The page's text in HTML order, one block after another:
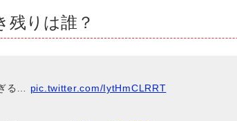
残りは誰？
る… pic.twitter.com/IytHmCLRRT